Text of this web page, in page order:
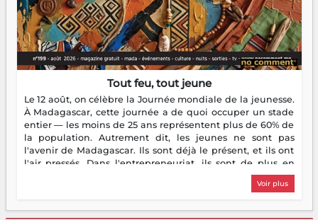
Tout feu, tout jeune
Le 12 août, on célèbre la Journée mondiale de la jeunesse.
À Madagascar, cette journée a de quoi occuper un stade
entier — les moins de 25 ans représentent plus de 60% de
la population. Autrement dit, les jeunes ne sont pas
l'avenir de Madagascar. Ils sont déjà le présent, et ils ont
l'air pressés. Dans l'entrepreneuriat, ils sont de plus en
plus nombreux à se lancer, à créer, à risquer — souvent
sans filet, souvent sans aide, mais toujours avec cette
dorment vraiment la nuit. En culture, les nouvelles sont
Voir plus